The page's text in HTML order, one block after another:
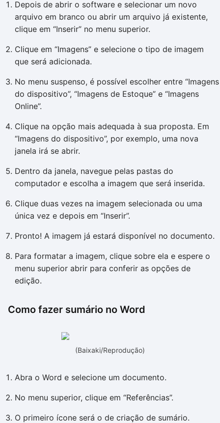
Depois de abrir o software e selecionar um novo
arquivo em branco ou abrir um arquivo já existente,
clique em “Inserir” no menu superior.
Clique em “Imagens” e selecione o tipo de imagem
que será adicionada.
No menu suspenso, é possível escolher entre “Imagens
do dispositivo”, “Imagens de Estoque” e “Imagens
Online”.
Clique na opção mais adequada à sua proposta. Em
“Imagens do dispositivo”, por exemplo, uma nova
janela irá se abrir.
Dentro da janela, navegue pelas pastas do
computador e escolha a imagem que será inserida.
Clique duas vezes na imagem selecionada ou uma
única vez e depois em “Inserir”.
Pronto! A imagem já estará disponível no documento.
Para formatar a imagem, clique sobre ela e espere o
menu superior abrir para conferir as opções de
edição.
Como fazer sumário no Word
(Baixaki/Reprodução)
Abra o Word e selecione um documento.
No menu superior, clique em “Referências”.
O primeiro ícone será o de criação de sumário.